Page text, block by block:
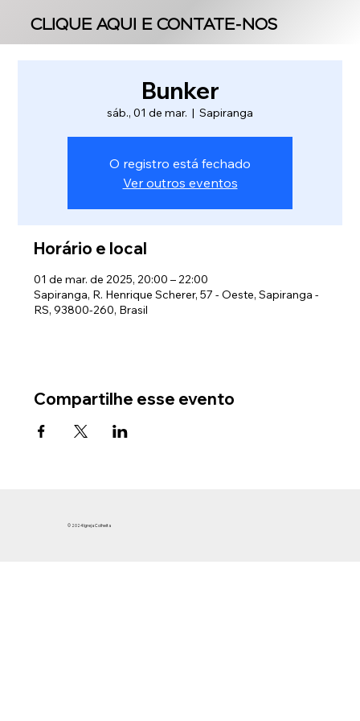
CLIQUE AQUI E CONTATE-NOS
CLIQUE AQUI E CONTATE-NOS
Bunker
sáb., 01 de mar.
  |
Sapiranga
O registro está fechado
Ver outros eventos
Horário e local
01 de mar. de 2025, 20:00 – 22:00
Sapiranga, R. Henrique Scherer, 57 - Oeste, Sapiranga -
RS, 93800-260, Brasil
Compartilhe esse evento
© 2024 Igreja Colheita